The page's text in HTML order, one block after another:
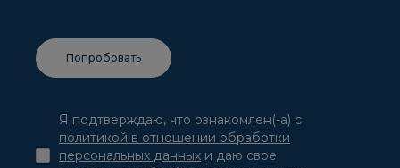
Я подтверждаю, что ознакомлен(-а) с
политикой в отношении обработки
персональных данных и даю свое